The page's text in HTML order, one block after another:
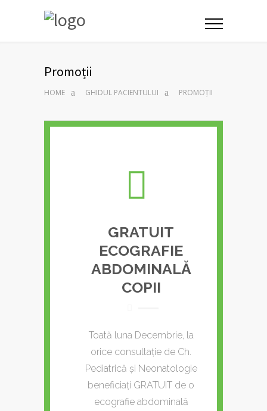
Promoții
HOME GHIDUL PACIENTULUI PROMOȚII
GRATUIT
ECOGRAFIE
ABDOMINALĂ
COPII
Toată luna Decembrie, la
orice consultație de Ch.
Pediatrică și Neonatologie
beneficiați GRATUIT de o
ecografie abdominală